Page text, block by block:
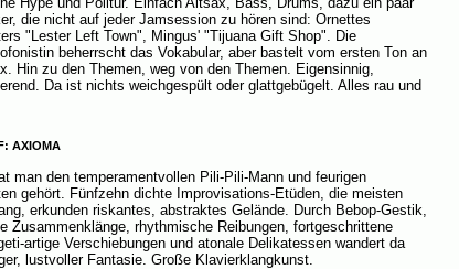
die nicht auf jeder Jamsession zu hören sind: Ornettes
"Lester Left Town", Mingus' "Tijuana Gift Shop". Die
beherrscht das Vokabular, aber bastelt vom ersten Ton an
Hin zu den Themen, weg von den Themen. Eigensinnig,
Da ist nichts weichgespült oder glattgebügelt. Alles rau und
AXIOMA
man den temperamentvollen Pili-Pili-Mann und feurigen
gehört. Fünfzehn dichte Improvisations-Etüden, die meisten
erkunden riskantes, abstraktes Gelände. Durch Bebop-Gestik,
Zusammenklänge, rhythmische Reibungen, fortgeschrittene
artige Verschiebungen und atonale Delikatessen wandert da
lustvoller Fantasie. Große Klavierklangkunst.